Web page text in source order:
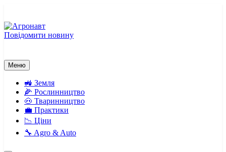
вмісту
Повідомити новину
Меню
🚜 Земля
🌽 Рослинництво
🐽 Тваринництво
💼 Практики
📉 Ціни
🔧 Agro & Auto